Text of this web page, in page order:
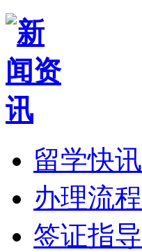
留学快讯
办理流程
签证指导